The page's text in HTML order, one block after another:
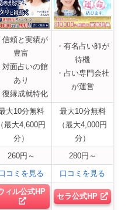
信頼と実績が
豊富
対面占いの館
あり
復縁成就特化
・有名占い師が
待機
・占い専門会社
が運営
大10分無料
（最大4,600円
分）
最大10分無料
（最大4,000円
分）
260円～
280円～
コミを見る 口コミを見る
ィル公式HP
セラ公式HP